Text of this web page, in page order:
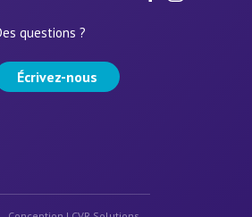
questions ?
Écrivez-nous